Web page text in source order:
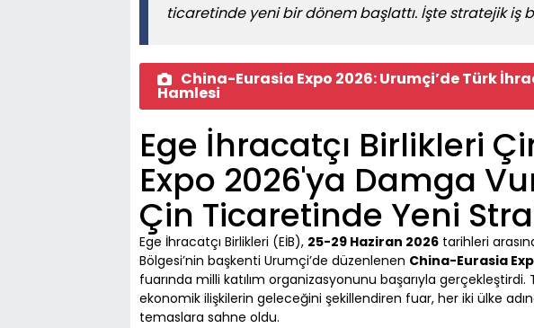
ticaretinde yeni bir dönem başlattı. İşte stratejik iş
China-Eurasia Expo 2026: Urumçi’de Türk
Hamlesi
Ege İhracatçı Birlikleri
Expo 2026'ya Damga
Çin Ticaretinde Yeni
Ege İhracatçı Birlikleri (EİB), 25-29 Haziran 2026 tarihleri
Bölgesi’nin başkenti Urumçi’de düzenlenen China-Eurasia
fuarında milli katılım organizasyonunu başarıyla
ekonomik ilişkilerin geleceğini şekillendiren fuar, her iki ülke
temaslara sahne oldu.